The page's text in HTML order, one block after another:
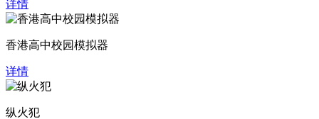
详情
香港高中校园模拟器
详情
纵火犯